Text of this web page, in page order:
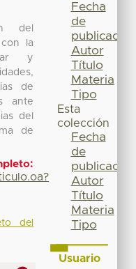
del
la
y
de
ante
del
de
del
Fecha
de
publicación
Autor
Título
Materia
Tipo
Esta
colección
Fecha
de
publicación
Autor
Título
Materia
Tipo
Usuario